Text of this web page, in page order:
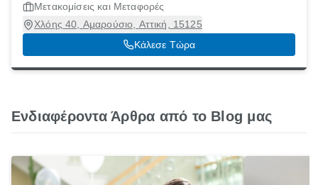
Μετακομίσεις και Μεταφορές
Χλόης 40, Αμαρούσιο, Αττική, 15125
Κάλεσε Τώρα
Ενδιαφέροντα Άρθρα από το Blog μας